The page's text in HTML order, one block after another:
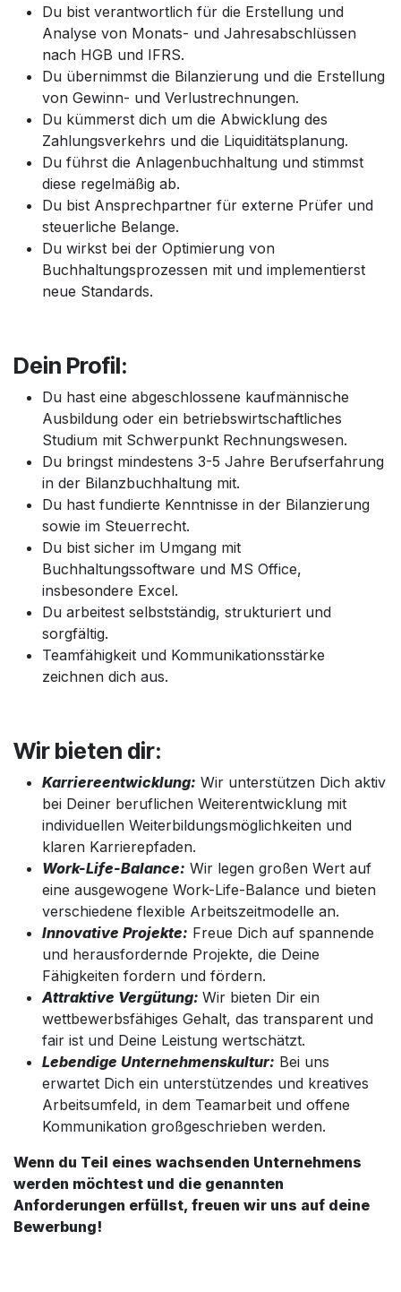
Du bist verantwortlich für die Erstellung und
Analyse von Monats- und Jahresabschlüssen
nach HGB und IFRS.
Du übernimmst die Bilanzierung und die Erstellung
von Gewinn- und Verlustrechnungen.
Du kümmerst dich um die Abwicklung des
Zahlungsverkehrs und die Liquiditätsplanung.
Du führst die Anlagenbuchhaltung und stimmst
diese regelmäßig ab.
Du bist Ansprechpartner für externe Prüfer und
steuerliche Belange.
Du wirkst bei der Optimierung von
Buchhaltungsprozessen mit und implementierst
neue Standards.
Dein Profil:
Du hast eine abgeschlossene kaufmännische
Ausbildung oder ein betriebswirtschaftliches
Studium mit Schwerpunkt Rechnungswesen.
Du bringst mindestens 3-5 Jahre Berufserfahrung
in der Bilanzbuchhaltung mit.
Du hast fundierte Kenntnisse in der Bilanzierung
sowie im Steuerrecht.
Du bist sicher im Umgang mit
Buchhaltungssoftware und MS Office,
insbesondere Excel.
Du arbeitest selbstständig, strukturiert und
sorgfältig.
Teamfähigkeit und Kommunikationsstärke
zeichnen dich aus.
Wir bieten dir:
Karriereentwicklung: Wir unterstützen Dich aktiv
bei Deiner beruflichen Weiterentwicklung mit
individuellen Weiterbildungsmöglichkeiten und
klaren Karrierepfaden.
Work-Life-Balance: Wir legen großen Wert auf
eine ausgewogene Work-Life-Balance und bieten
verschiedene flexible Arbeitszeitmodelle an.
Innovative Projekte: Freue Dich auf spannende
und herausfordernde Projekte, die Deine
Fähigkeiten fordern und fördern.
Attraktive Vergütung: Wir bieten Dir ein
wettbewerbsfähiges Gehalt, das transparent und
fair ist und Deine Leistung wertschätzt.
Lebendige Unternehmenskultur: Bei uns
erwartet Dich ein unterstützendes und kreatives
Arbeitsumfeld, in dem Teamarbeit und offene
Kommunikation großgeschrieben werden.
Wenn du Teil eines wachsenden Unternehmens
werden möchtest und die genannten
Anforderungen erfüllst, freuen wir uns auf deine
Bewerbung!